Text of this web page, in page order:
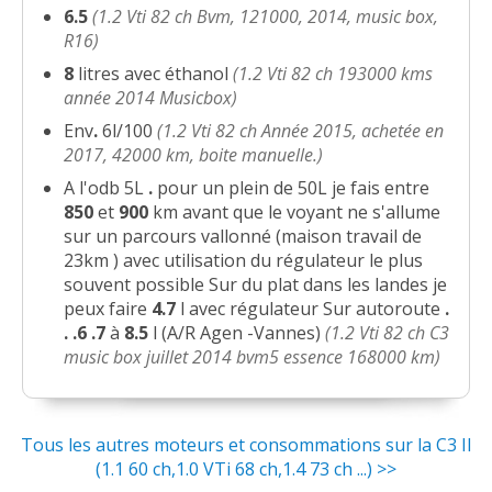
-- /20
kms
)
11/20
en circ(2 )
12/20 1.2 VTi 82 ch 2500 km 2 mois d'âge
)
19/20 1.2 VTi 82 ch(0 )
18/20
1.2 Vti 82 ch C3 1,2 VTI 82CV éssence
17/20
6.5 (1.2 Vti 82 ch Bvm, 121000, 2014, music box,
R16)
8 litres avec éthanol(1.2 Vti 82 ch 193000 kms
année 2014 Musicbox)
Env. 6l/100(1.2 Vti 82 ch Année 2015, achetée en
2017, 42000 km, boite manuelle.)
A l'odb 5L . pour un plein de 50L je fais entre
850et 900 km avant que le voyant ne s'allume
sur un parcours vallonné (maison travail de
23km )avec utilisation du régulateur le plus
souvent possible Sur du plat dans les landes je
peux faire 4.7 l avec régulateur Sur autoroute .
. .6 .7 à 8.5 l (A/R Agen -Vannes)(1.2 Vti 82 ch C3
music box juillet 2014 bvm5 essence 168000 km)
Tous les autres moteurs et consommations sur la C3 II
(1.1 60 ch,1.0 VTi 68 ch,1.4 73 ch ...) >>